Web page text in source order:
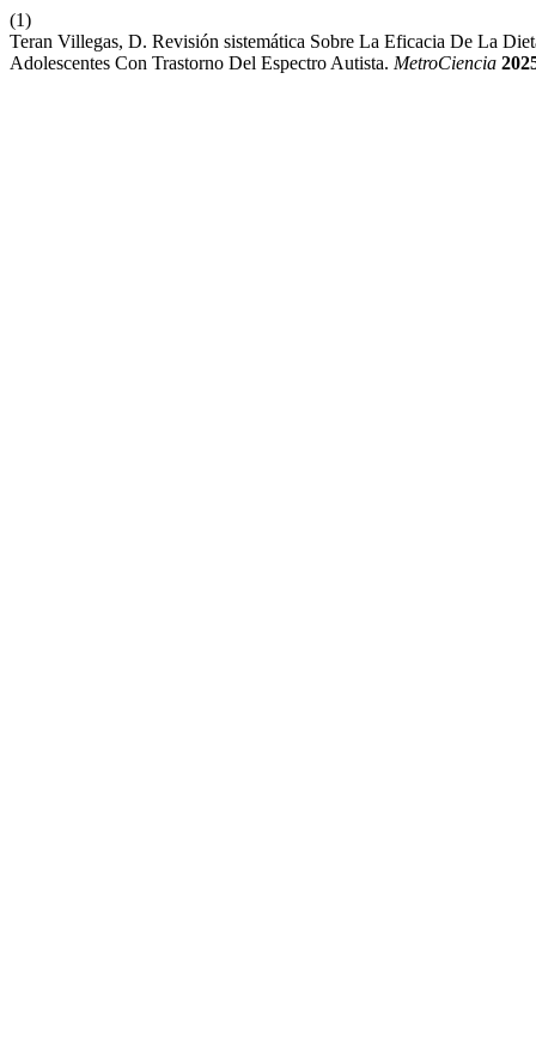
(1)
Teran Villegas, D. Revisión sistemática Sobre La Eficacia De La
Adolescentes Con Trastorno Del Espectro Autista. MetroCiencia